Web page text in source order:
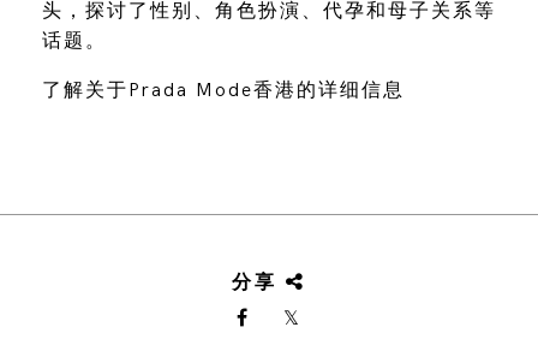
头，探讨了性别、角色扮演、代孕和母子关系等
话题。
了解关于Prada Mode香港的详细信息
分享